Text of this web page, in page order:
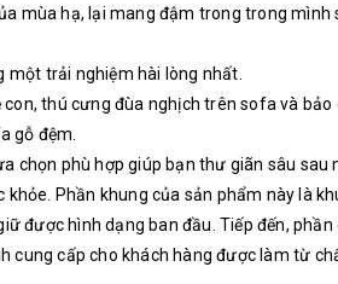
mùa hạ, lại mang đậm trong trong mình
một trải nghiệm hài lòng nhất.
thú cưng đùa nghịch trên sofa và bảo
gỗ đệm.
chọn phù hợp giúp bạn thư giãn sâu sau
Phần khung của sản phẩm này là
được hình dạng ban đầu. Tiếp đến, phần
cung cấp cho khách hàng được làm từ